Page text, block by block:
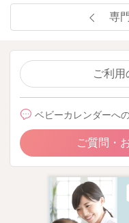
専
ご利用
ベビーカレンダーへ
ご質問・